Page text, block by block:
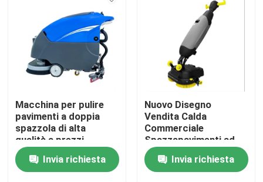
Casa
Prodotti
Macchina per pulire
pavimenti a doppia
spazzola di alta
qualità a prezzi
economici
Pulizzatrice di
pavimenti in marmo
Invia richiesta
Nuovo Disegno
Vendita Calda
Commerciale
Spazzapavimenti ad
Alta Velocità
Moquette da
Pavimento Lavatrice
Invia richiesta